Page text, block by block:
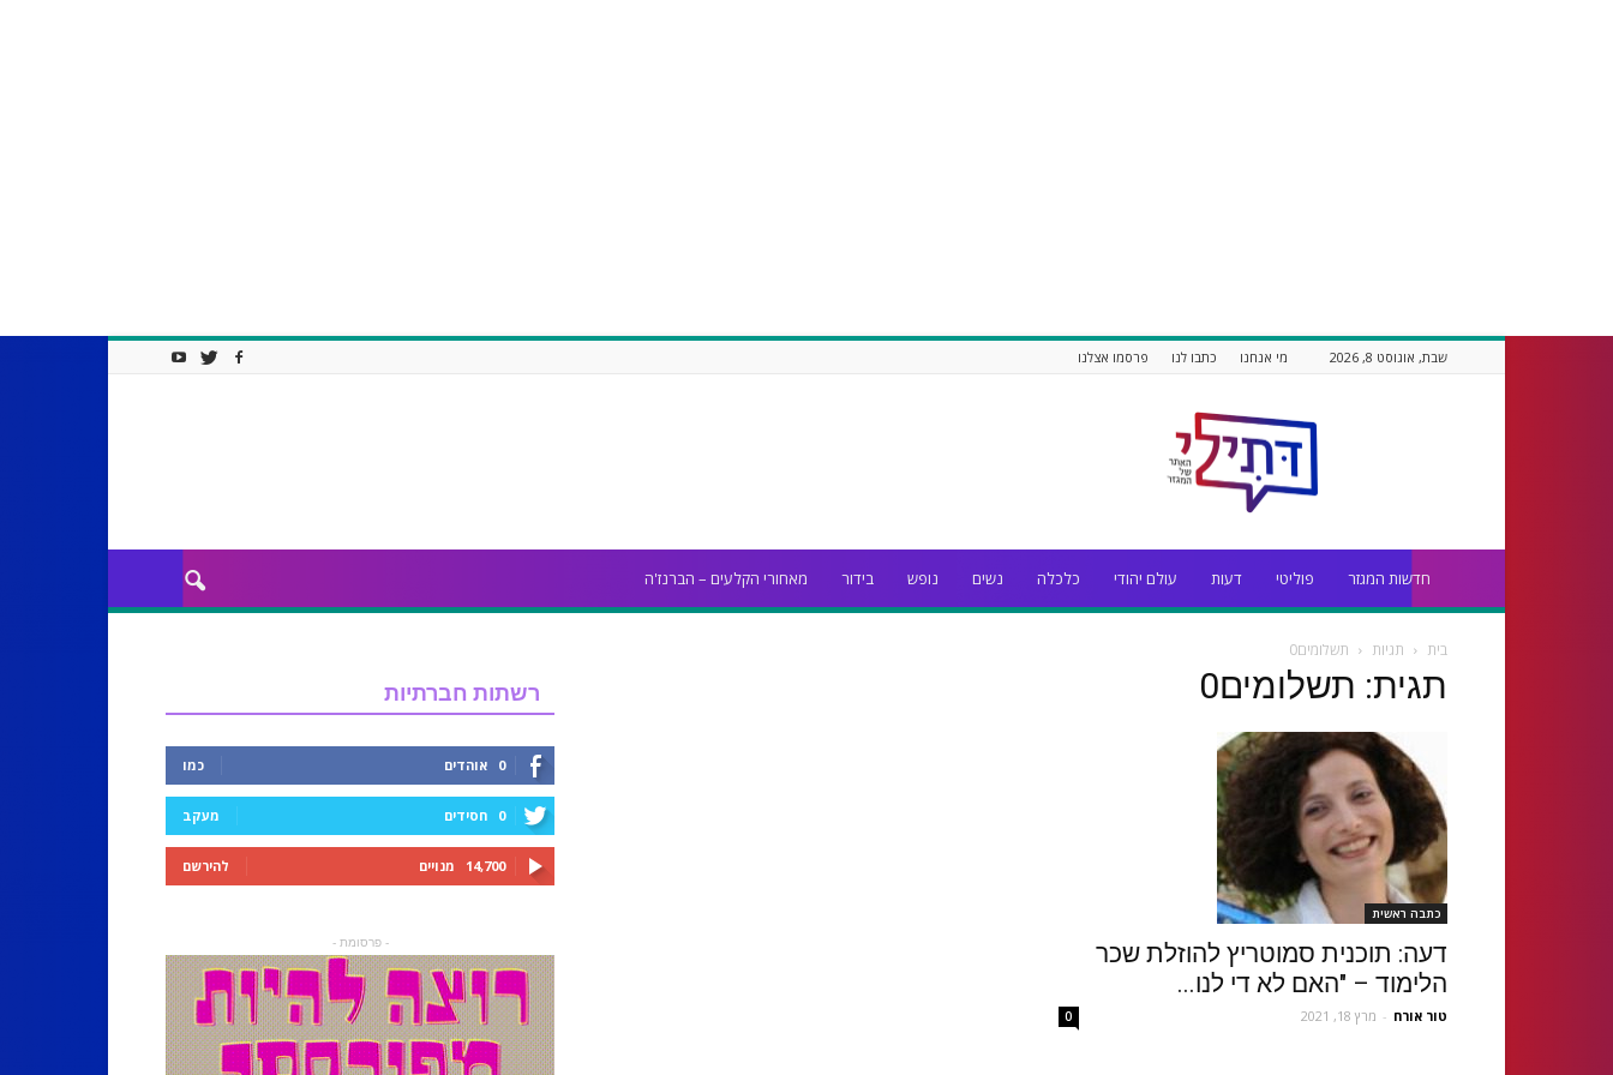
שבת, אוגוסט 8, 2026 מי אנחנו כתבו לנו פרסמו אצלנו
חדשות המגזר פוליטי דעות עולם יהודי כלכלה נשים נופש בידור מאחורי הקלעים – הברנז'ה
בית תגיות תשלומים0
תגית: תשלומים0
כתבה ראשית
דעה: תוכנית סמוטריץ להוזלת שכר
הלימוד – "האם לא די לנו...
טור אורח - מרץ 18, 2021 0
רשתות חברתיות
0 אוהדים כמו
0 חסידים מעקב
14,700 מנויים להירשם
- פרסומת -